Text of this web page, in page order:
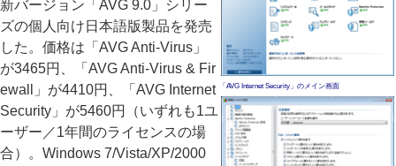
「AVG Internet Security」のメイン画面
新バージョン「AVG 9.0」シリー
ズの個人向け日本語版製品を発売
した。価格は「AVG Anti-Virus」
が3465円、「AVG Anti-Virus & Fir
ewall」が4410円、「AVG Internet
Security」が5460円（いずれも1ユ
ーザー／1年間のライセンスの場
合）。Windows 7/Vista/XP/2000